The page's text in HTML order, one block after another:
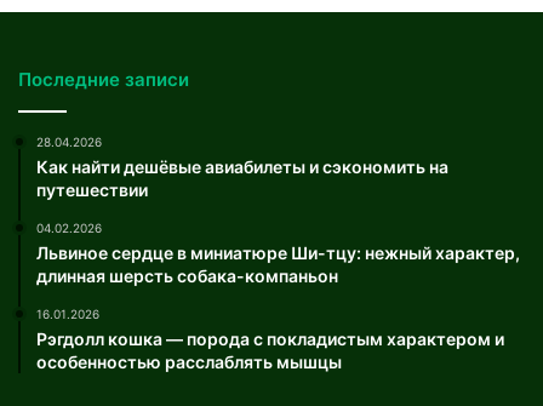
Последние записи
28.04.2026
Как найти дешёвые авиабилеты и сэкономить на
путешествии
04.02.2026
Львиное сердце в миниатюре Ши-тцу: нежный характер,
длинная шерсть собака-компаньон
16.01.2026
Рэгдолл кошка — порода с покладистым характером и
особенностью расслаблять мышцы